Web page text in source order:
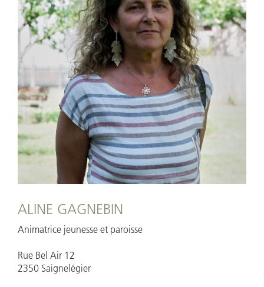
ALINE GAGNEBIN
Animatrice jeunesse et paroisse
Rue Bel Air 12
2350 Saignelégier